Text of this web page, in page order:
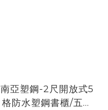
南亞塑鋼-2尺開放式5
格防水塑鋼書櫃/五格